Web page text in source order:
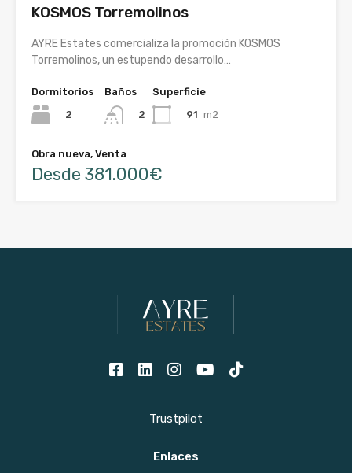
KOSMOS Torremolinos
AYRE Estates comercializa la promoción KOSMOS
Torremolinos, un estupendo desarrollo…
Dormitorios
2
Baños
2
Superficie
91 m2
Obra nueva, Venta
Desde 381.000€
Trustpilot
Enlaces